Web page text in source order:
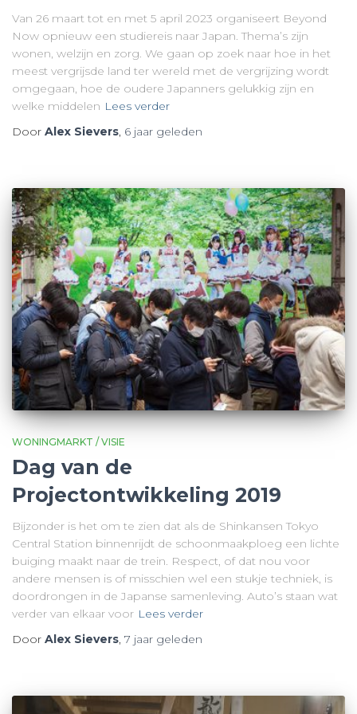
Van 26 maart tot en met 5 april 2023 organiseert Beyond
Now opnieuw een studiereis naar Japan. Thema’s zijn
wonen, welzijn en zorg. We gaan op zoek naar hoe in het
meest vergrijsde land ter wereld met de vergrijzing wordt
omgegaan, hoe de oudere Japanners gelukkig zijn en
welke middelen Lees verder
Door Alex Sievers, 6 jaar geleden
WONINGMARKT / VISIE
Dag van de
Projectontwikkeling 2019
Bijzonder is het om te zien dat als de Shinkansen Tokyo
Central Station binnenrijdt de schoonmaakploeg een lichte
buiging maakt naar de trein. Respect, of dat nou voor
andere mensen is of misschien wel een stukje techniek, is
doordrongen in de Japanse samenleving. Auto’s staan wat
verder van elkaar voor Lees verder
Door Alex Sievers, 7 jaar geleden